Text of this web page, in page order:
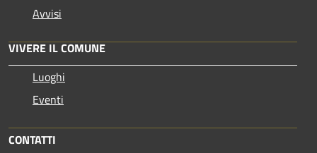
Avvisi
VIVERE IL COMUNE
Luoghi
Eventi
CONTATTI